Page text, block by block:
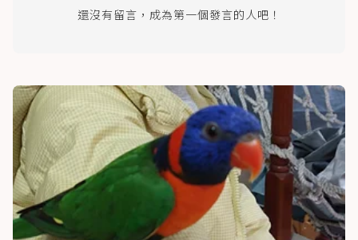
還沒有留言，成為第一個發言的人吧！